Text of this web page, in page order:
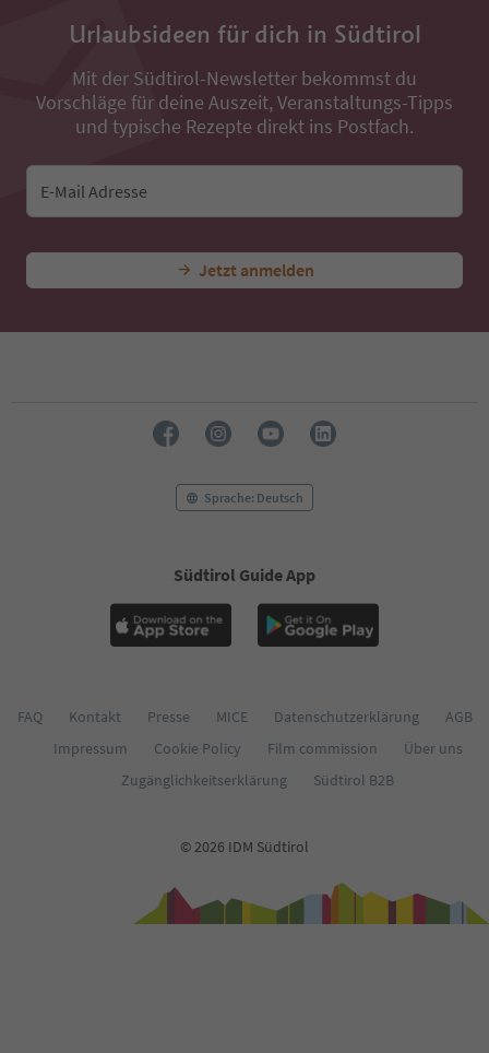
Urlaubsideen für dich in Südtirol
Mit der Südtirol-Newsletter bekommst du
Vorschläge für deine Auszeit, Veranstaltungs-Tipps
und typische Rezepte direkt ins Postfach.
E-Mail Adresse
Jetzt anmelden
Sprache: Deutsch
Südtirol Guide App
FAQ Kontakt Presse MICE Datenschutzerklärung
AGB
Impressum
Cookie Policy Film commission
Über uns
Zugänglichkeitserklärung
Südtirol B2B
© 2026 IDM Südtirol